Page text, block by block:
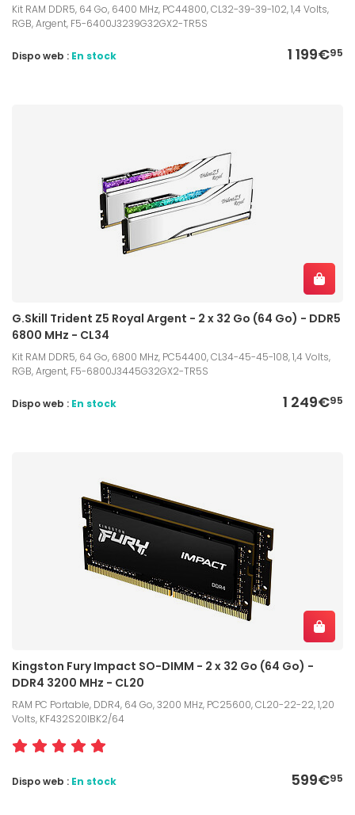
Kit RAM DDR5, 64 Go, 6400 MHz, PC44800, CL32-39-39-102, 1,4 Volts,
RGB, Argent, F5-6400J3239G32GX2-TR5S
1 199€95
Dispo web : En stock
G.Skill Trident Z5 Royal Argent - 2 x 32 Go (64 Go) - DDR5
6800 MHz - CL34
Kit RAM DDR5, 64 Go, 6800 MHz, PC54400, CL34-45-45-108, 1,4 Volts,
RGB, Argent, F5-6800J3445G32GX2-TR5S
1 249€95
Dispo web : En stock
Kingston Fury Impact SO-DIMM - 2 x 32 Go (64 Go) -
DDR4 3200 MHz - CL20
RAM PC Portable, DDR4, 64 Go, 3200 MHz, PC25600, CL20-22-22, 1,20
Volts, KF432S20IBK2/64
599€95
Dispo web : En stock